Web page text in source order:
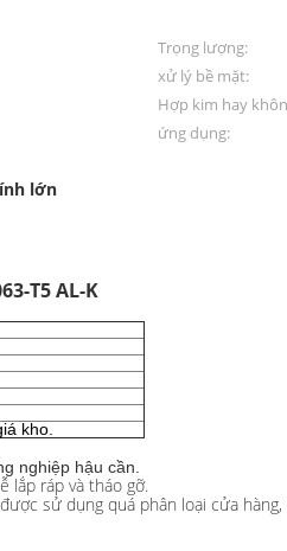
Trọng lượng:
xử lý bề mặt:
Hợp kim hay
ứng dụng:
lớn
T5 AL-K
kho.
nghiệp hậu cần.
lắp ráp và tháo gỡ.
sử dụng quá phân loại cửa